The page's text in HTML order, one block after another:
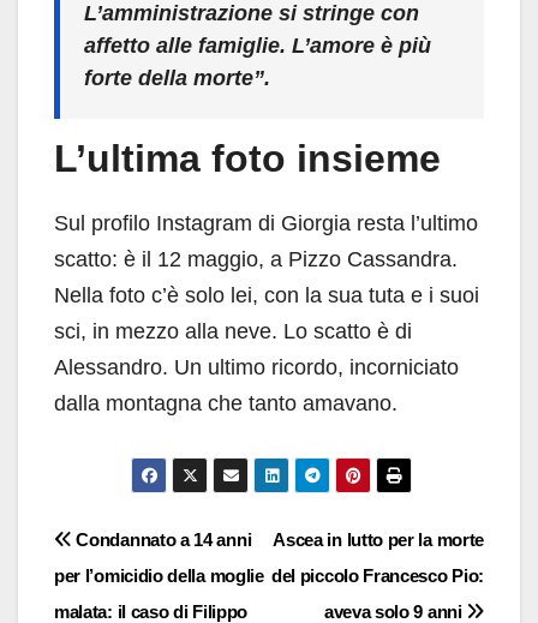
L’amministrazione si stringe con
affetto alle famiglie. L’amore è più
forte della morte”.
L’ultima foto insieme
Sul profilo Instagram di Giorgia resta l’ultimo
scatto: è il 12 maggio, a Pizzo Cassandra.
Nella foto c’è solo lei, con la sua tuta e i suoi
sci, in mezzo alla neve. Lo scatto è di
Alessandro. Un ultimo ricordo, incorniciato
dalla montagna che tanto amavano.
Navigazione
articoli
Ascea in lutto per la morte
del piccolo Francesco Pio:
aveva solo 9 anni
Condannato a 14 anni
per l’omicidio della moglie
malata: il caso di Filippo